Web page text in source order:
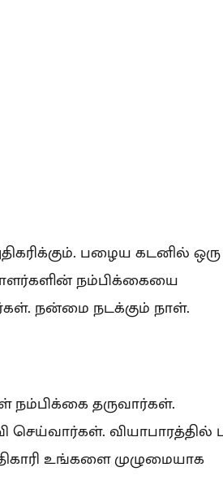
பழைய கடனில் ஒரு
நம்பிக்கையை
நன்மை நடக்கும் நாள்.
தருவார்கள்.
வியாபாரத்தில்
உங்களை முழுமையாக